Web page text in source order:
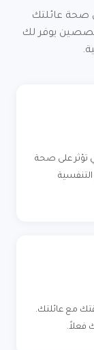
صحة عائلتك
يوفر لك
تؤثر على صحة
مع عائلتك.
فعلاً.